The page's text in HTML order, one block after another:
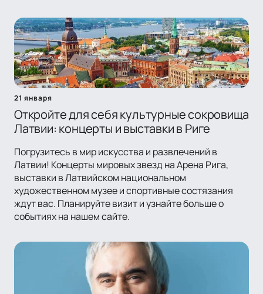
21 января
Откройте для себя культурные сокровища
Латвии: концерты и выставки в Риге
Погрузитесь в мир искусства и развлечений в
Латвии! Концерты мировых звезд на Арена Рига,
выставки в Латвийском национальном
художественном музее и спортивные состязания
ждут вас. Планируйте визит и узнайте больше о
событиях на нашем сайте.